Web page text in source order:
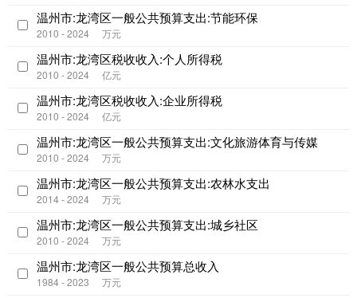
温州市:龙湾区一般公共预算支出:节能环保
2010 - 2024 万元
温州市:龙湾区税收收入:个人所得税
2010 - 2024 亿元
温州市:龙湾区税收收入:企业所得税
2010 - 2024 亿元
温州市:龙湾区一般公共预算支出:文化旅游体育与传媒
2010 - 2024 万元
温州市:龙湾区一般公共预算支出:农林水支出
2014 - 2024 万元
温州市:龙湾区一般公共预算支出:城乡社区
2010 - 2024 万元
温州市:龙湾区一般公共预算总收入
1984 - 2023 万元